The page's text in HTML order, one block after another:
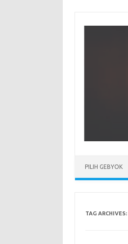
PILIH GEBYOK
TAG ARCHIVES: